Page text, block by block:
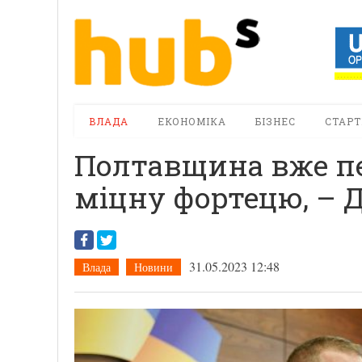
ВЛАДА ЕКОНОМІКА БІЗНЕС
Полтавщина вже
міцну фортецю, –
Влада Новини 31.05.2023 12:48